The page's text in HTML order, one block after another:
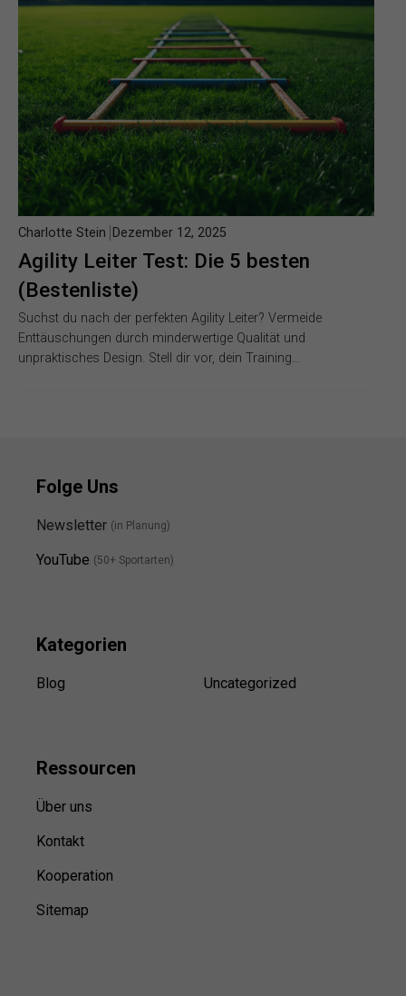
Agility Leiter Test: Die 5 besten
(Bestenliste)
Charlotte Stein Dezember 12, 2025
Suchst du nach der perfekten Agility Leiter? Vermeide
Enttäuschungen durch minderwertige Qualität und
unpraktisches Design. Stell dir vor, dein Training…
Folge Uns
Newsletter (in Planung)
YouTube (50+ Sportarten)
Kategorien
Blog Uncategorized
Ressourcen
Über uns
Kontakt
Kooperation
Sitemap